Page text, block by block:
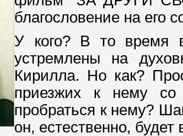
благословение на его
У кого? В то время
устремлены на
Кирилла. Но как?
приезжих к нему со
пробраться к нему?
он, естественно,